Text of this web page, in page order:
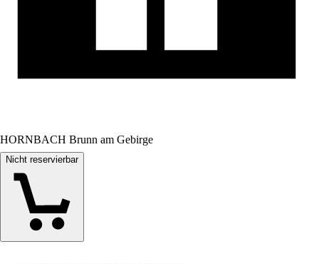
HORNBACH Brunn am Gebirge
Nicht reservierbar